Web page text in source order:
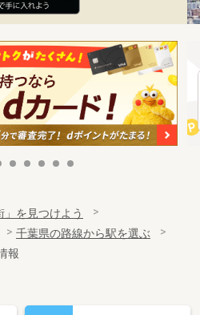
」を見つけよう
千葉県の路線から駅を選ぶ
報